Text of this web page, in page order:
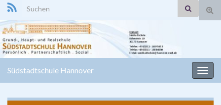
Search for:
Südstadtschule Hannover